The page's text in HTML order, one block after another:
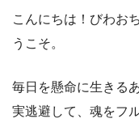
こんにちは！びわお
うこそ。
毎日を懸命に生きる
実逃避して、魂をフ